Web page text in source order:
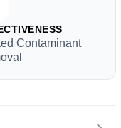
Contaminant